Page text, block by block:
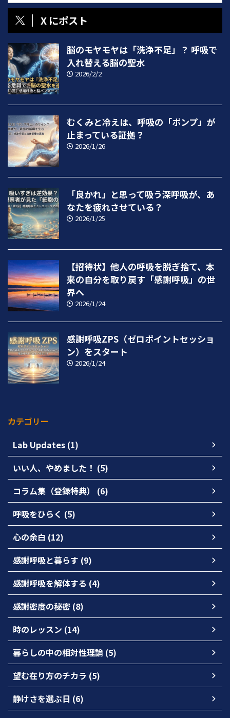
X にポスト
脳のモヤモヤは「洗浄不足」？ 呼吸で
入れ替える脳の聖水
2026/2/2
むくみと冷えは、呼吸の「ポンプ」が
止まっている証拠？
2026/1/26
「良かれ」と思って吸う深呼吸が、あ
なたを疲れさせている？
2026/1/25
【招待状】他人の呼吸を脱ぎ捨て、本
来の自分を取り戻す「感謝呼吸」の世
界へ
2026/1/24
感謝呼吸ZPS（ゼロポイントセッショ
ン）をスタート
2026/1/24
カテゴリー
Lab Updates (1)
いい人、やめました！ (5)
コラム集（登録特典） (6)
呼吸をひらく (5)
心の余白 (12)
感謝呼吸と暮らす (9)
感謝呼吸を解体する (4)
感謝密度の秘密 (8)
時のレッスン (14)
暮らしの中の相対性理論 (5)
望む在り方のチカラ (5)
静けさを選ぶ日 (6)